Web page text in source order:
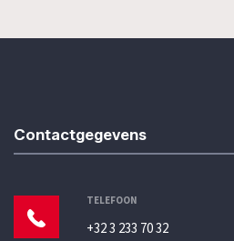
Contactgegevens
TELEFOON
+32 3 233 70 32